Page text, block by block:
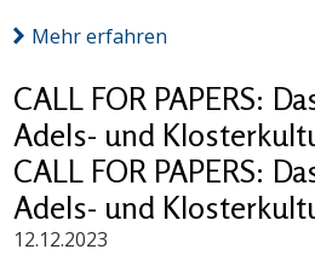
Mehr erfahren
CALL FOR PAPERS:
Adels- und
CALL FOR PAPERS:
Adels- und
12.12.2023